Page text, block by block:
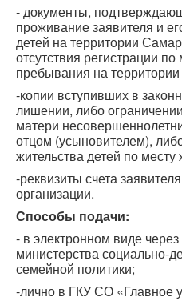
- документы,
проживание заявителя и
детей на территории
отсутствия регистрации
пребывания на
-копии вступивших в
лишении, либо
матери
отцом (усыновителем),
жительства детей по месту
-реквизиты счета
организации.
Способы подачи:
- в электронном виде
министерства социально-
семейной политики;
-лично в ГКУ СО «Главное